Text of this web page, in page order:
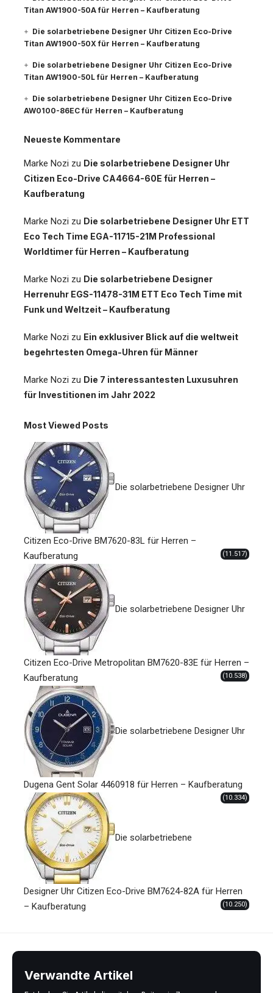
Titan AW1900-50A für Herren – Kaufberatung
Die solarbetriebene Designer Uhr Citizen Eco-Drive
Titan AW1900-50X für Herren – Kaufberatung
Die solarbetriebene Designer Uhr Citizen Eco-Drive
Titan AW1900-50L für Herren – Kaufberatung
Die solarbetriebene Designer Uhr Citizen Eco-Drive
AW0100-86EC für Herren – Kaufberatung
Neueste Kommentare
Marke Nozi zu Die solarbetriebene Designer Uhr
Citizen Eco-Drive CA4664-60E für Herren –
Kaufberatung
Marke Nozi zu Die solarbetriebene Designer Uhr ETT
Eco Tech Time EGA-11715-21M Professional
Worldtimer für Herren – Kaufberatung
Marke Nozi zu Die solarbetriebene Designer
Herrenuhr EGS-11478-31M ETT Eco Tech Time mit
Funk und Weltzeit – Kaufberatung
Marke Nozi zu Ein exklusiver Blick auf die weltweit
begehrtesten Omega-Uhren für Männer
Marke Nozi zu Die 7 interessantesten Luxusuhren
für Investitionen im Jahr 2022
Most Viewed Posts
Die solarbetriebene Designer Uhr
Citizen Eco-Drive BM7620-83L für Herren –
Kaufberatung
(11.517)
Die solarbetriebene Designer Uhr
Citizen Eco-Drive Metropolitan BM7620-83E für Herren –
Kaufberatung
(10.538)
Die solarbetriebene Designer Uhr
Dugena Gent Solar 4460918 für Herren – Kaufberatung
(10.334)
Die solarbetriebene
Designer Uhr Citizen Eco-Drive BM7624-82A für Herren
– Kaufberatung
(10.250)
Verwandte Artikel